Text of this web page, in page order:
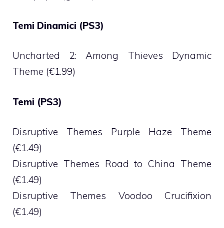
Temi Dinamici (PS3)
Uncharted 2: Among Thieves Dynamic
Theme (€1.99)
Temi (PS3)
Disruptive Themes Purple Haze Theme
(€1.49)
Disruptive Themes Road to China Theme
(€1.49)
Disruptive Themes Voodoo Crucifixion
(€1.49)